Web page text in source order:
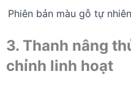
Phiên bản màu gỗ tự
3. Thanh nâng
chỉnh linh hoạt